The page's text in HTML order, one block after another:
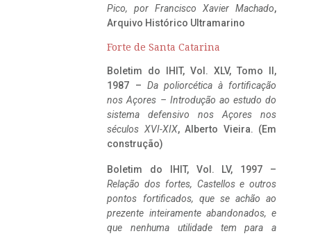
Pico, por Francisco Xavier Machado,
Arquivo Histórico Ultramarino
Forte de Santa Catarina
Boletim do IHIT, Vol. XLV, Tomo II,
1987 – Da poliorcética à fortificação
nos Açores – Introdução ao estudo do
sistema defensivo nos Açores nos
séculos XVI-XIX, Alberto Vieira. (Em
construção)
Boletim do IHIT, Vol. LV, 1997 –
Relação dos fortes, Castellos e outros
pontos fortificados, que se achão ao
prezente inteiramente abandonados, e
que nenhuma utilidade tem para a